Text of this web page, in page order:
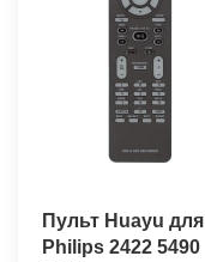
Пульт Huayu для
Philips 2422 5490